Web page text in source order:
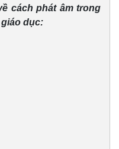
cách phát âm trong
dục: